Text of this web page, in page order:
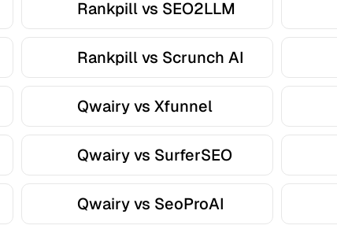
Rankpill vs SEO2LLM
Rankpill vs Scrunch AI
Qwairy vs Xfunnel
Qwairy vs SurferSEO
Qwairy vs SeoProAI